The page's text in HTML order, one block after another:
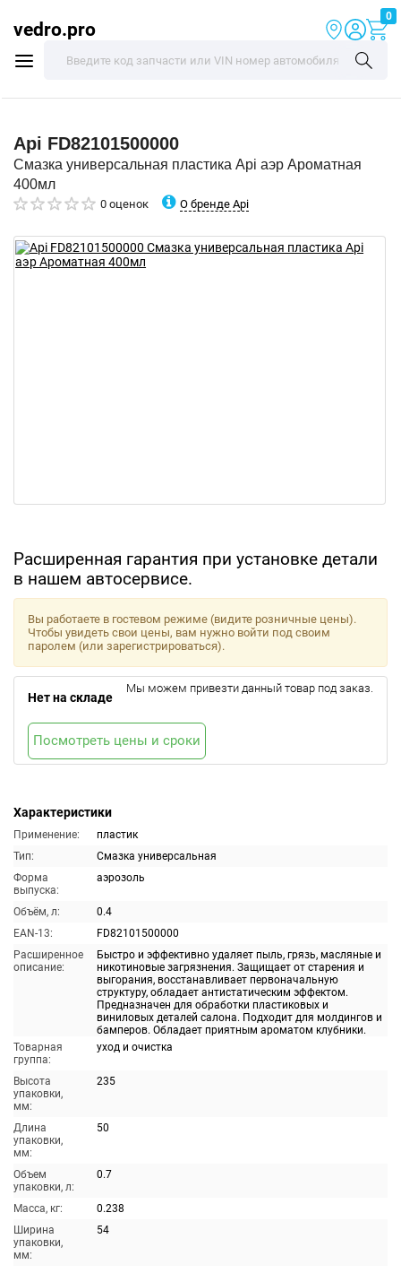
vedro.pro
0
Api FD82101500000
Смазка универсальная пластика Api аэр Ароматная
400мл
0 оценок О бренде Api
Расширенная гарантия при установке детали
в нашем автосервисе.
Характеристики
Применение:
пластик
Тип:
Смазка универсальная
Форма
выпуска:
аэрозоль
Объём, л:
0.4
EAN-13:
FD82101500000
Расширенное
описание:
Быстро и эффективно удаляет пыль, грязь, масляные и
никотиновые загрязнения. Защищает от старения и
выгорания, восстанавливает первоначальную
структуру, обладает антистатическим эффектом.
Предназначен для обработки пластиковых и
виниловых деталей салона. Подходит для молдингов и
бамперов. Обладает приятным ароматом клубники.
Товарная
группа:
уход и очистка
Высота
упаковки,
мм:
235
Длина
упаковки,
мм:
50
Объем
упаковки, л:
0.7
Масса, кг:
0.238
Ширина
упаковки,
мм:
54
Вы работаете в гостевом режиме (видите розничные цены).
Чтобы увидеть свои цены, вам нужно войти под своим
паролем (или зарегистрироваться).
Нет на складе
Мы можем привезти данный товар под заказ.
Посмотреть цены и сроки